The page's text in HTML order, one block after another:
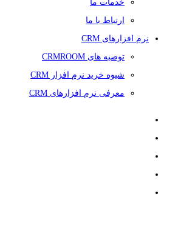
خدمات ما
ارتباط با ما
نرم افزارهای CRM
توصیه های CRMROOM
شیوه خرید نرم افزار CRM
معرفی نرم افزارهای CRM